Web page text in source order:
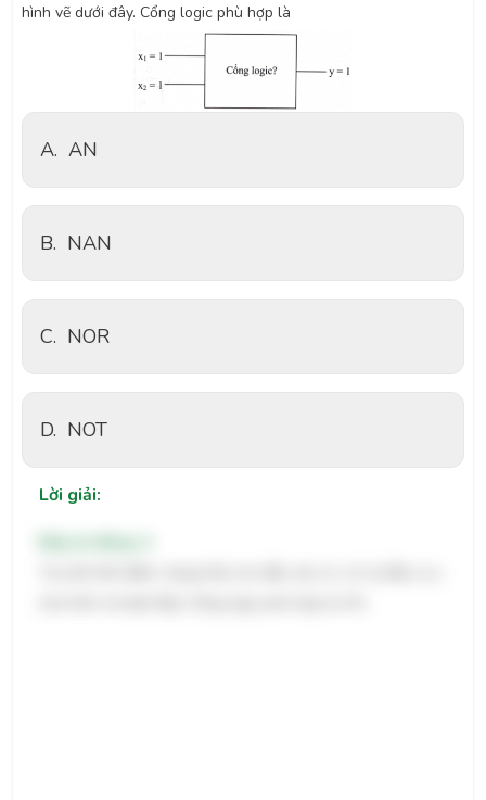
hình vẽ dưới đây. Cổng logic phù hợp là
A. AN
B. NAN
C. NOR
D. NOT
Lời giải: